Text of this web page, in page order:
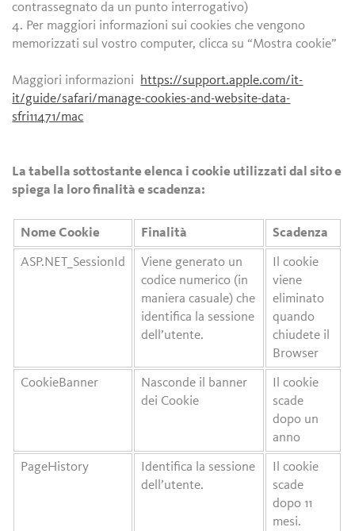
contrassegnato da un punto interrogativo)
4. Per maggiori informazioni sui cookies che vengono
memorizzati sul vostro computer, clicca su “Mostra cookie”
Maggiori informazioni https://support.apple.com/it-
it/guide/safari/manage-cookies-and-website-data-
sfri11471/mac
La tabella sottostante elenca i cookie utilizzati dal sito e
spiega la loro finalità e scadenza:
Nome Cookie Finalità Scadenza
ASP.NET_SessionId
Viene generato un
codice numerico (in
maniera casuale) che
identifica la sessione
dell’utente.
Il cookie
viene
eliminato
quando
chiudete il
Browser
CookieBanner
Nasconde il banner
dei Cookie
Il cookie
scade
dopo un
anno
PageHistory
Identifica la sessione
dell’utente.
Il cookie
scade
dopo 11
mesi.